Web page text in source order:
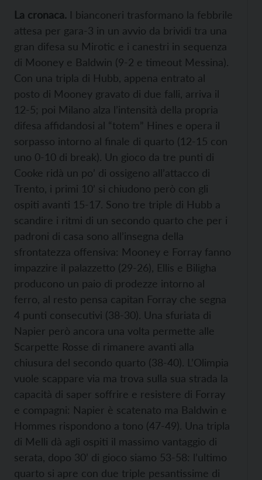
La cronaca. I bianconeri trasformano la febbrile
attesa per gara-3 in un avvio da brividi tra una
gran difesa su Mirotic e i canestri in sequenza
di Mooney e Baldwin (9-2 e timeout Messina).
Con una tripla di Hubb, appena entrato al
posto di Mooney gravato di due falli, arriva il
12-5; poi Milano alza l’intensità della propria
difesa affidandosi al “totem” Hines e opera il
sorpasso intorno al finale di quarto (12-15 con
uno 0-10 di break). Un gioco da tre punti di
Cooke ridà un po’ di ossigeno all’attacco di
Trento, i primi 10’ si chiudono però con gli
ospiti avanti 15-17. Sono tre triple di Hubb a
scandire i ritmi di un secondo quarto che per i
padroni di casa sono all’insegna della
sfrontatezza offensiva: Mooney e Forray fanno
impazzire il palazzetto (29-26), Ellis e Biligha
producono un paio di prodezze intorno al
ferro, al resto pensa capitan Forray che segna
4 punti consecutivi (38-30). Una sfuriata di
Napier però ancora una volta permette alle
Scarpette Rosse di rimanere avanti alla
chiusura del secondo quarto (38-40). L’Olimpia
vuole scappare via ma trova sulla sua strada la
capacità di saper soffrire e resistere di Forray
e compagni: Napier è scatenato ma Baldwin e
Hommes rispondono a tono (47-49). Una tripla
di Melli dà agli ospiti il massimo vantaggio di
serata, dopo 30’ di gioco siamo 53-58: l’ultimo
quarto si apre con due triple pesantissime di